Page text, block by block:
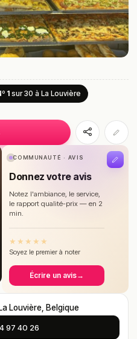
1 sur 30 à La Louvière
COMMUNAUTÉ · AVIS
Donnez votre avis
Notez l'ambiance, le service,
le rapport qualité-prix — en 2
min.
★ ★ ★ ★ ★
Soyez le premier à noter
Écrire un avis→
Louvière, Belgique
97 40 26